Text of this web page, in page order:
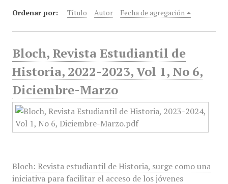
Ordenar por: Título Autor Fecha de agregación
Bloch, Revista Estudiantil de
Historia, 2022-2023, Vol 1, No 6,
Diciembre-Marzo
Bloch: Revista estudiantil de Historia, surge como una
iniciativa para facilitar el acceso de los jóvenes